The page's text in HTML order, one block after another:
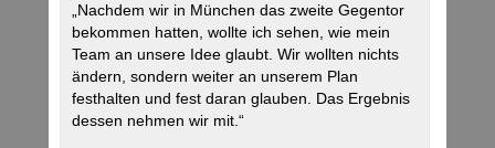
„Nachdem wir in München das zweite Gegentor
bekommen hatten, wollte ich sehen, wie mein
Team an unsere Idee glaubt. Wir wollten nichts
ändern, sondern weiter an unserem Plan
festhalten und fest daran glauben. Das Ergebnis
dessen nehmen wir mit.“